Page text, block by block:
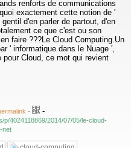
renforts de communications
exactement cette notion de '
d'en parler de partout, d'en
ce que c'est ou son
faire ???Le Cloud Computing.Un
' informatique dans le Nuage ',
pour Cloud, ce mot qui revient
- -
4024118869/2014/07/05/le-cloud-
net